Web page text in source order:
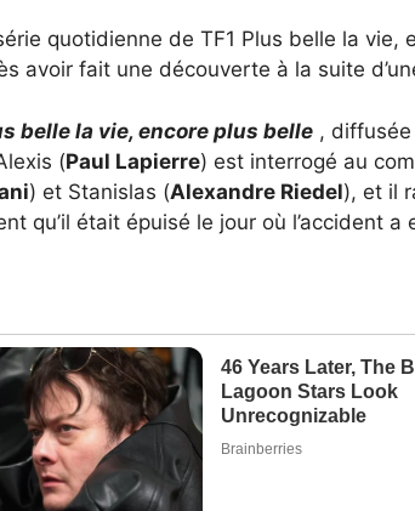
quotidienne de TF1 Plus belle la
avoir fait une découverte à la suite
belle la vie, encore plus belle , diffusée
(Paul Lapierre) est interrogé au
) et Stanislas (Alexandre Riedel), et il
qu’il était épuisé le jour où l’accident